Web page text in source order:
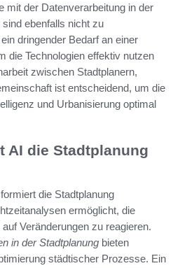
mit der Datenverarbeitung in der
ebenfalls nicht zu
dringender Bedarf an einer
die Technologien effektiv nutzen
zwischen Stadtplanern,
ist entscheidend, um die
und Urbanisierung optimal
AI die Stadtplanung
die Stadtplanung
ermöglicht, die
Veränderungen zu reagieren.
in der Stadtplanung bieten
städtischer Prozesse. Ein